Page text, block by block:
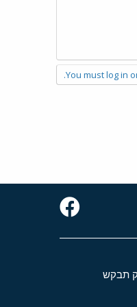
You must log in
תבקש